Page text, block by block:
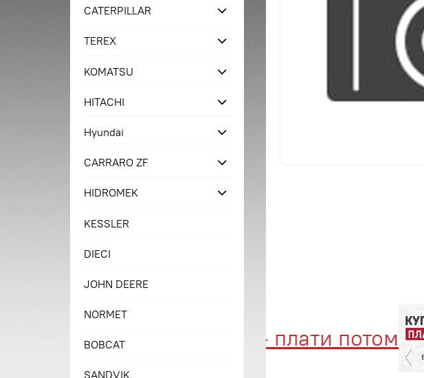
Купи сейчас - плати потом
CATERPILLAR
TEREX
KOMATSU
HITACHI
Hyundai
CARRARO ZF
HIDROMEK
KESSLER
DIECI
JOHN DEERE
NORMET
BOBCAT
SANDVIK